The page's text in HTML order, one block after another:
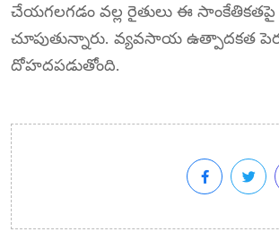
చేయగలగడం వల్ల రైతులు ఈ సాంకేతికతపై
చూపుతున్నారు. వ్యవసాయ ఉత్పాదకత
దోహదపడుతోంది.